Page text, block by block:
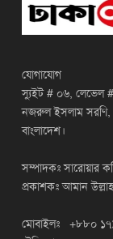
যোগাযোগ
স্যুইট # ০৬, লেভেল
নজরুল ইসলাম সরণি,
বাংলাদেশ।
সম্পাদকঃ সারোয়ার
প্রকাশকঃ আমান
মোবাইলঃ +৮৮০